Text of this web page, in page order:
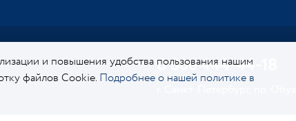
8 800 444-44-18
г. Санкт-Петербург, пр.
и повышения удобства пользования нашим
файлов Cookie. Подробнее о нашей политике в